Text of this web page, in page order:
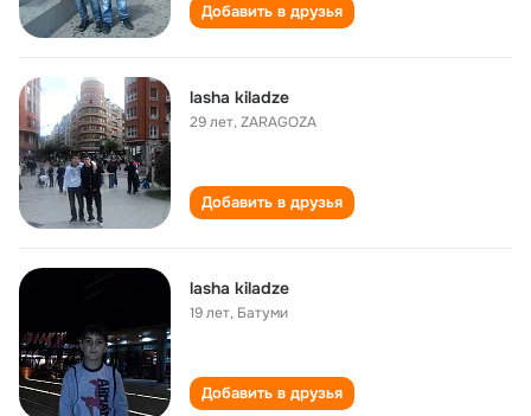
Добавить в друзья
lasha kiladze
29 лет,ZARAGOZA
Добавить в друзья
lasha kiladze
19 лет, Батуми
Добавить в друзья